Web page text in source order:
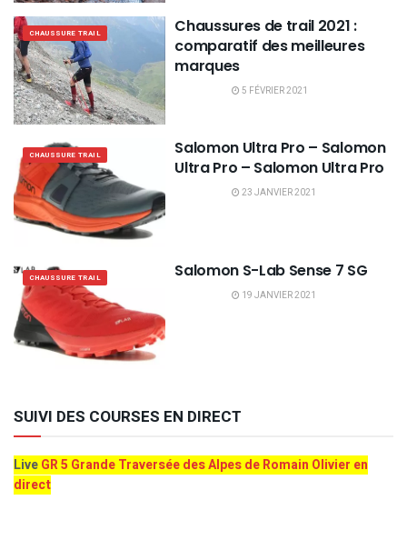
CHAUSSURE TRAIL
Chaussures de trail 2021 :
comparatif des meilleures
marques
5 FÉVRIER 2021
CHAUSSURE TRAIL
Salomon Ultra Pro – Salomon
Ultra Pro – Salomon Ultra Pro
23 JANVIER 2021
CHAUSSURE TRAIL Salomon S-Lab Sense 7 SG
19 JANVIER 2021
SUIVI DES COURSES EN DIRECT
LiveGR 5 Grande Traversée des Alpes de Romain Olivier en
direct